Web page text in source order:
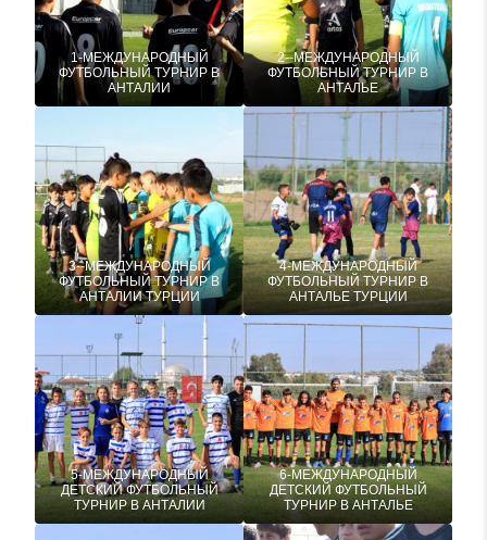
1-МЕЖДУНАРОДНЫЙ
ФУТБОЛЬНЫЙ ТУРНИР В
АНТАЛИИ
2--МЕЖДУНАРОДНЫЙ
ФУТБОЛЬНЫЙ ТУРНИР В
АНТАЛЬЕ
3--МЕЖДУНАРОДНЫЙ
ФУТБОЛЬНЫЙ ТУРНИР В
АНТАЛИИ ТУРЦИИ
4-МЕЖДУНАРОДНЫЙ
ФУТБОЛЬНЫЙ ТУРНИР В
АНТАЛЬЕ ТУРЦИИ
5-МЕЖДУНАРОДНЫЙ
ДЕТСКИЙ ФУТБОЛЬНЫЙ
ТУРНИР В АНТАЛИИ
6-МЕЖДУНАРОДНЫЙ
ДЕТСКИЙ ФУТБОЛЬНЫЙ
ТУРНИР В АНТАЛЬЕ